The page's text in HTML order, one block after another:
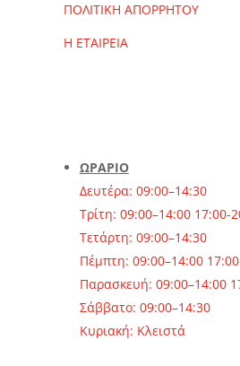
ΠΟΛΙΤΙΚΗ ΑΠΟΡΡΗΤΟΥ
Η ΕΤΑΙΡΕΙΑ
ΩΡΑΡΙΟ
Δευτέρα: 09:00–14:30
Τρίτη: 09:00–14:00 17:00-
Τετάρτη: 09:00–14:30
Πέμπτη: 09:00–14:00
Παρασκευή: 09:00–14:00
Σάββατο: 09:00–14:30
Κυριακή: Κλειστά